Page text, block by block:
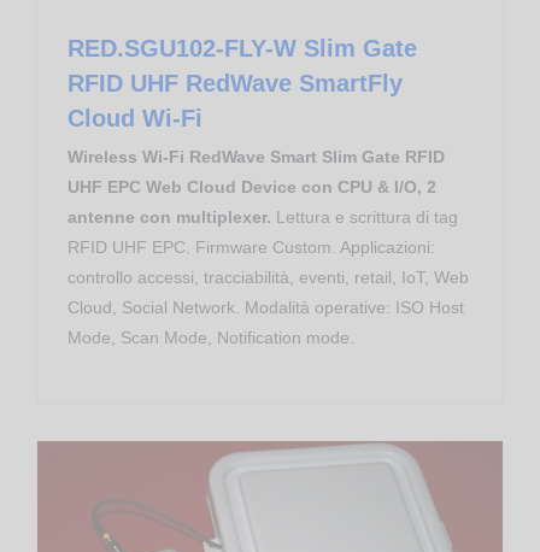
RED.SGU102-FLY-W Slim Gate
RFID UHF RedWave SmartFly
Cloud Wi-Fi
Wireless Wi-Fi RedWave Smart Slim Gate RFID
UHF EPC Web Cloud Device con CPU & I/O, 2
antenne con multiplexer. Lettura e scrittura di tag
RFID UHF EPC. Firmware Custom. Applicazioni:
controllo accessi, tracciabilità, eventi, retail, IoT, Web
Cloud, Social Network. Modalità operative: ISO Host
Mode, Scan Mode, Notification mode.